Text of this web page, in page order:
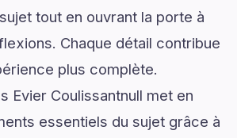
tout en ouvrant la porte à
Chaque détail contribue
plus complète.
Evier Coulissantnull met en
essentiels du sujet grâce à